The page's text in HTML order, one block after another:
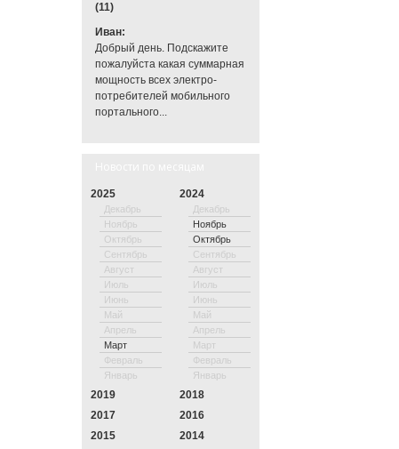
(11)
Иван:
Добрый день. Подскажите
пожалуйста какая суммарная
мощность всех электро-
потребителей мобильного
портального...
2025
Декабрь
Ноябрь
Октябрь
Сентябрь
Август
Июль
Июнь
Май
Апрель
Март
Февраль
Январь
2024
Декабрь
Ноябрь
Октябрь
Сентябрь
Август
Июль
Июнь
Май
Апрель
Март
Февраль
Январь
2019
2018
2017
2016
2015
2014